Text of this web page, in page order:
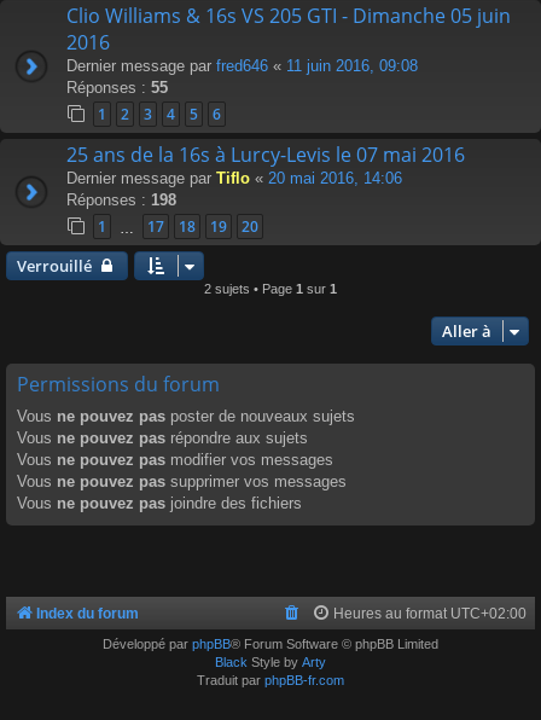
Clio Williams & 16s VS 205 GTI - Dimanche 05 juin
2016
Dernier message par fred646 « 11 juin 2016, 09:08
Réponses : 55
1 2 3 4 5 6
25 ans de la 16s à Lurcy-Levis le 07 mai 2016
Dernier message par Tiflo « 20 mai 2016, 14:06
Réponses : 198
1 17 18 19 20
Verrouillé
2 sujets • Page 1 sur 1
Aller à
Permissions du forum
Vous ne pouvez pas poster de nouveaux sujets
Vous ne pouvez pas répondre aux sujets
Vous ne pouvez pas modifier vos messages
Vous ne pouvez pas supprimer vos messages
Vous ne pouvez pas joindre des fichiers
Index du forum Heures au format UTC+02:00
Développé par phpBB® Forum Software © phpBB Limited
Black Style by Arty
Traduit par phpBB-fr.com